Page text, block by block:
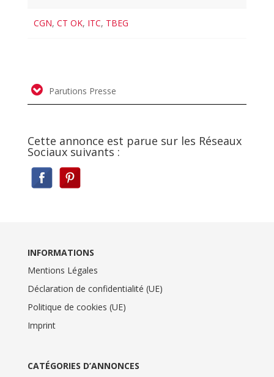
CGN,CT OK, ITC, TBEG
Parutions Presse
Cette annonce est parue sur les Réseaux
Sociaux suivants :
INFORMATIONS
Mentions Légales
Déclaration de confidentialité (UE)
Politique de cookies (UE)
Imprint
CATÉGORIES D’ANNONCES